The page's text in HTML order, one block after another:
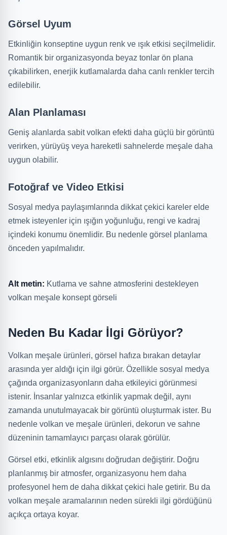
Görsel Uyum
Etkinliğin konseptine uygun renk ve ışık etkisi seçilmelidir.
Romantik bir organizasyonda beyaz tonlar ön plana
çıkabilirken, enerjik kutlamalarda daha canlı renkler tercih
edilebilir.
Alan Planlaması
Geniş alanlarda sabit volkan efekti daha güçlü bir görüntü
verirken, yürüyüş veya hareketli sahnelerde meşale daha
uygun olabilir.
Fotoğraf ve Video Etkisi
Sosyal medya paylaşımlarında dikkat çekici kareler elde
etmek isteyenler için ışığın yoğunluğu, rengi ve kadraj
içindeki konumu önemlidir. Bu nedenle görsel planlama
önceden yapılmalıdır.
Alt metin: Kutlama ve sahne atmosferini destekleyen
volkan meşale konsept görseli
Neden Bu Kadar İlgi Görüyor?
Volkan meşale ürünleri, görsel hafıza bırakan detaylar
arasında yer aldığı için ilgi görür. Özellikle sosyal medya
çağında organizasyonların daha etkileyici görünmesi
istenir. İnsanlar yalnızca etkinlik yapmak değil, aynı
zamanda unutulmayacak bir görüntü oluşturmak ister. Bu
nedenle volkan ve meşale ürünleri, dekorun ve sahne
düzeninin tamamlayıcı parçası olarak görülür.
Görsel etki, etkinlik algısını doğrudan değiştirir. Doğru
planlanmış bir atmosfer, organizasyonu hem daha
profesyonel hem de daha dikkat çekici hale getirir. Bu da
volkan meşale aramalarının neden sürekli ilgi gördüğünü
açıkça ortaya koyar.